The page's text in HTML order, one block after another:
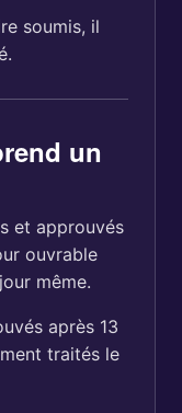
soumis, il
un
et approuvés
ouvrable
même.
après 13
traités le